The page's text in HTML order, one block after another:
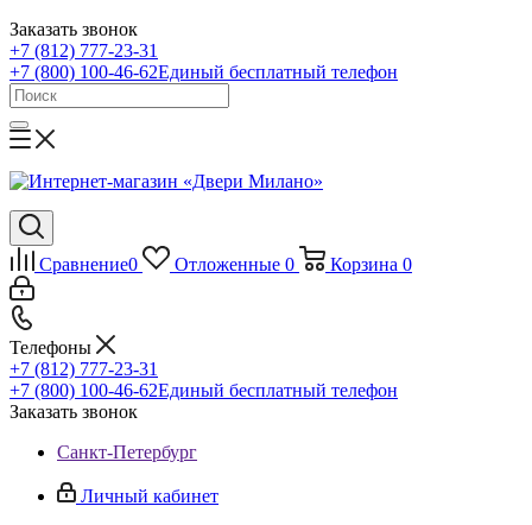
Заказать звонок
+7 (812) 777-23-31
+7 (800) 100-46-62Единый бесплатный телефон
Сравнение0 Отложенные 0 Корзина 0
Телефоны
+7 (812) 777-23-31
+7 (800) 100-46-62Единый бесплатный телефон
Заказать звонок
Санкт-Петербург
Личный кабинет